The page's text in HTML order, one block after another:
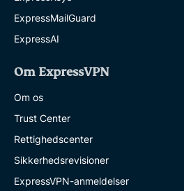
ExpressMailGuard
ExpressAI
Om ExpressVPN
Om os
Trust Center
Rettighedscenter
Sikkerhedsrevisioner
ExpressVPN-anmeldelser